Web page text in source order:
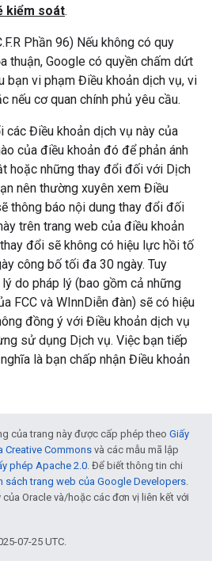
kiểm soát.
Phần 96) Nếu không có quy
thuận, Google có quyền chấm dứt
bạn vi phạm Điều khoản dịch vụ, vi
nếu cơ quan chính phủ yêu cầu.
các Điều khoản dịch vụ này của
của điều khoản đó để phản ánh
hoặc những thay đổi đối với Dịch
nên thường xuyên xem Điều
thông báo nội dung thay đổi đối
trên trang web của điều khoản
đổi sẽ không có hiệu lực hồi tố
công bố tối đa 30 ngày. Tuy
do pháp lý (bao gồm cả những
FCC và WInnDiễn đàn) sẽ có hiệu
đồng ý với Điều khoản dịch vụ
sử dụng Dịch vụ. Việc bạn tiếp
là bạn chấp nhận Điều khoản
của trang này được cấp phép theo Giấy
Creative Commons và các mẫu mã lập
phép Apache 2.0. Để biết thông tin chi
sách trang web của Google Developers.
Oracle và/hoặc các đơn vị liên kết với
07-25 UTC.